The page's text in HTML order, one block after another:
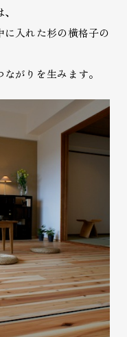
入れた杉の横格子の
がりを生みます。